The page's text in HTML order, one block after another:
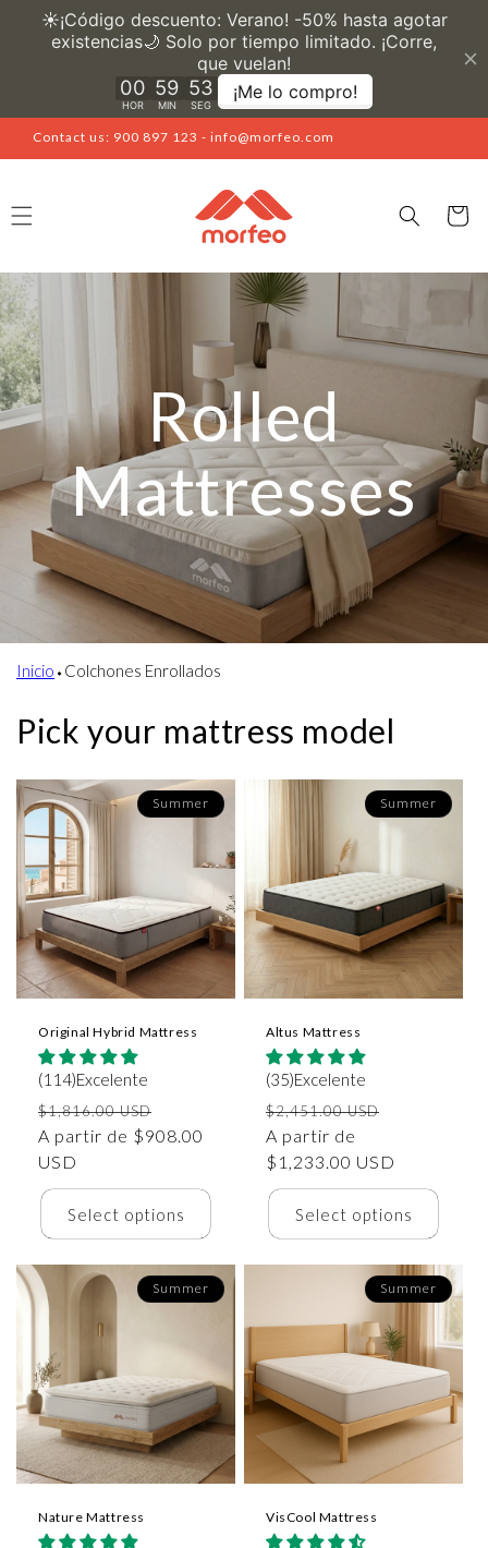
Skip to
content
Contact us: 900 897 123 - info@morfeo.com
Cart
Rolled
Mattresses
Inicio⬩Colchones Enrollados
Pick your mattress model
Summer
Original Hybrid Mattress
(114)Excelente
Precio
habitual
$1,816.00 USD
de
A partir de $908.00
USD
Select options
Summer
Altus Mattress
(35)Excelente
Precio
habitual
$2,451.00 USD
oferta
A partir de
$1,233.00 USD
Select options
Summer
Nature Mattress
Summer
VisCool Mattress